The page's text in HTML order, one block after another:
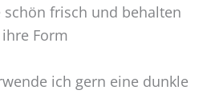
schön frisch und behalten
ihre Form
ich gern eine dunkle